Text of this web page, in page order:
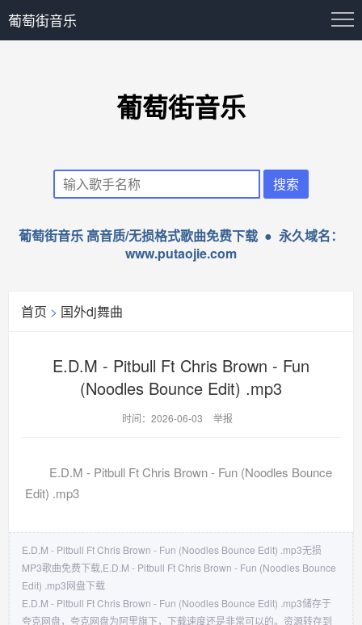
葡萄街音乐
葡萄街音乐
葡萄街音乐 高音质/无损格式歌曲免费下载 ● 永久域名：
www.putaojie.com
首页 > 国外dj舞曲
E.D.M - Pitbull Ft Chris Brown - Fun
(Noodles Bounce Edit) .mp3
时间：2026-06-03 举报
E.D.M - Pitbull Ft Chris Brown - Fun (Noodles Bounce
Edit) .mp3
E.D.M - Pitbull Ft Chris Brown - Fun (Noodles Bounce Edit) .mp3无损
MP3歌曲免费下载,E.D.M - Pitbull Ft Chris Brown - Fun (Noodles Bounce
Edit) .mp3网盘下载
E.D.M - Pitbull Ft Chris Brown - Fun (Noodles Bounce Edit) .mp3储存于
夸克网盘，夸克网盘为阿里旗下，下载速度还是非常可以的。资源转存到